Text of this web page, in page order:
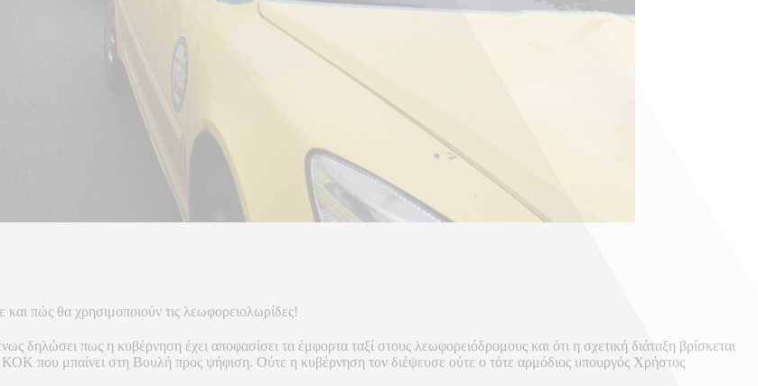
πώς θα χρησιμοποιούν τις λεωφορειολωρίδες!
δηλώσει πως η κυβέρνηση έχει αποφασίσει τα έμφορτα ταξί στους λεωφορειόδρομους και ότι η σχετική διάταξη βρίσκεται
που μπαίνει στη Βουλή προς ψήφιση. Ούτε η κυβέρνηση τον διέψευσε ούτε ο τότε αρμόδιος υπουργός Χρήστος